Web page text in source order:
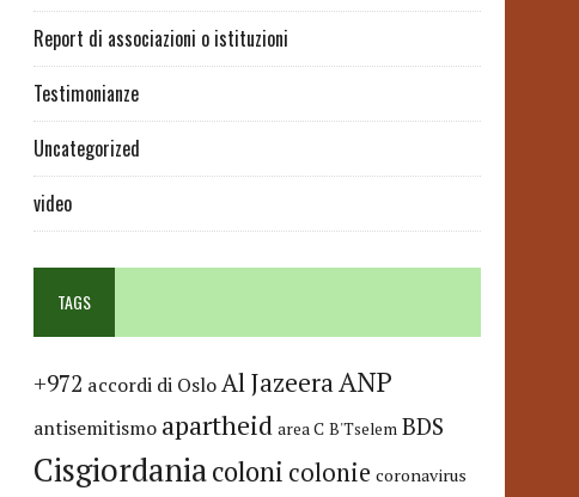
Report di associazioni o istituzioni
Testimonianze
Uncategorized
video
TAGS
+972 accordi di OsloAl JazeeraANP
antisemitismo apartheid area C B'Tselem BDS
Cisgiordaniacoloni colonie coronavirus